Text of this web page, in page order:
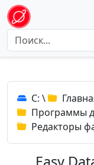
C: \
Программы
Редакторы